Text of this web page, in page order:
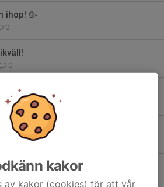
ihop! 🥳
0
0
/ Sverigelotter
1
inställd!
v.33 - F14/15
kakor
av kakor (cookies) för att vår